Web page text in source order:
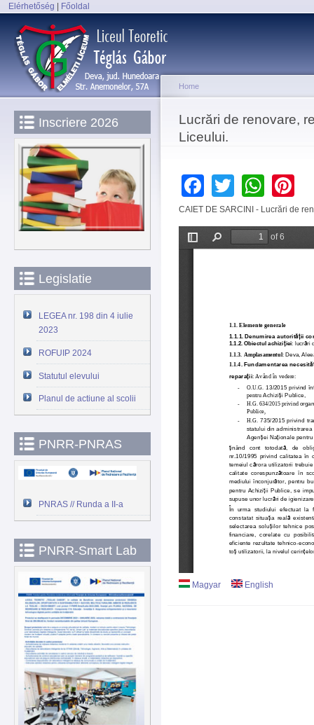
Elérhetőség Főoldal
Main menu
Inscriere 2026
Legislatie
LEGEA nr. 198 din 4 iulie
2023
ROFUIP 2024
Statutul elevului
Planul de actiune al scolii
PNRR-PNRAS
PNRAS // Runda a II-a
PNRR-Smart Lab
You are here
Home
Lucrări de renovare,
Liceului.
Facebook
Twitter
CAIET DE SARCINI - Lucrări de
Magyar English